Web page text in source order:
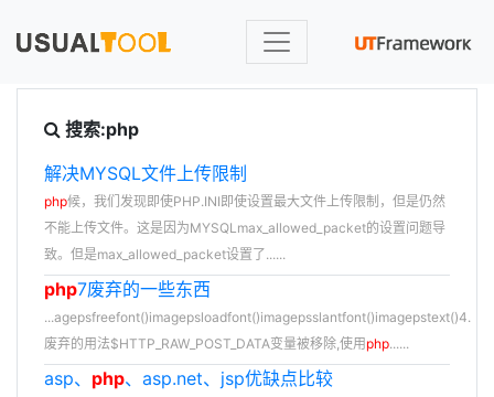
搜索:php
解决MYSQL文件上传限制
php候，我们发现即使PHP.INI即使设置最大文件上传限制，但是仍然
不能上传文件。这是因为MYSQLmax_allowed_packet的设置问题导
致。但是max_allowed_packet设置了......
php7废弃的一些东西
...agepsfreefont()imagepsloadfont()imagepsslantfont()imagepstext()4.
废弃的用法$HTTP_RAW_POST_DATA变量被移除,使用 php......
asp、 php、asp.net、jsp优缺点比较